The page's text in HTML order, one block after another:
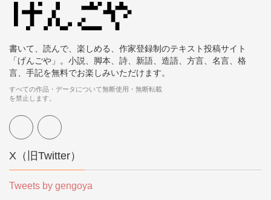
書いて、読んで、楽しめる、作家登録制のテキスト投稿サイト
「げんごや」。小説、脚本、詩、新語、造語、方言、名言、格
言、手記を無料でお楽しみいただけます。
すべての作品・データについて無断使用・無断転載
を禁止します。
X（旧Twitter）
Tweets by gengoya